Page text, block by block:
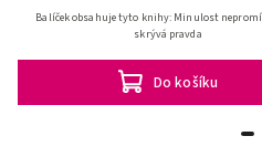
Do košíku
Balíček obsahuje tyto knihy: Minulost nepromíjí Kde se
skrývá pravda